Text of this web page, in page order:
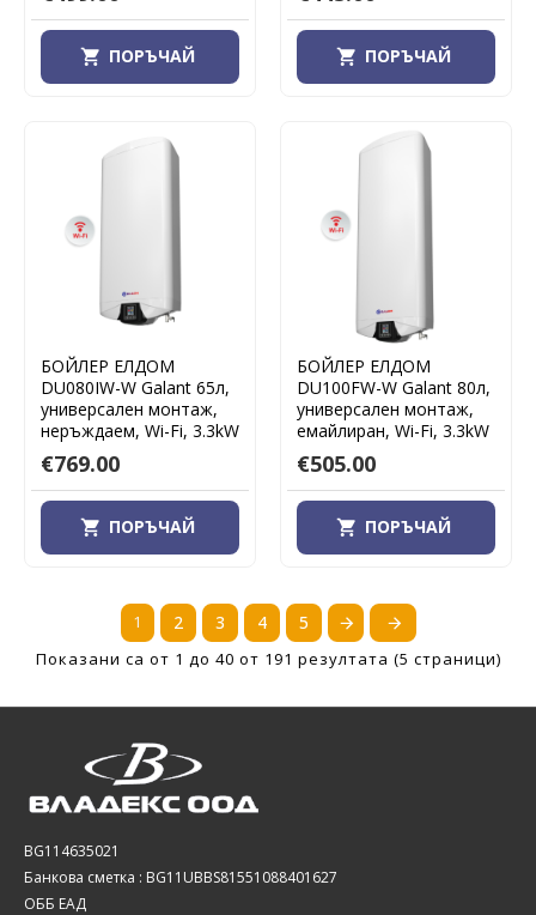
ПОРЪЧАЙ ПОРЪЧАЙ
БОЙЛЕР ЕЛДОМ
DU080IW-W Galant 65л,
универсален монтаж,
неръждаем, Wi-Fi, 3.3kW
€769.00
ПОРЪЧАЙ
БОЙЛЕР ЕЛДОМ
DU100FW-W Galant 80л,
универсален монтаж,
емайлиран, Wi-Fi, 3.3kW
€505.00
ПОРЪЧАЙ
1 2 3 4 5
Показани са от 1 до 40 от 191 резултата (5 страници)
BG114635021
Банкова сметка : BG11UBBS81551088401627
ОББ ЕАД